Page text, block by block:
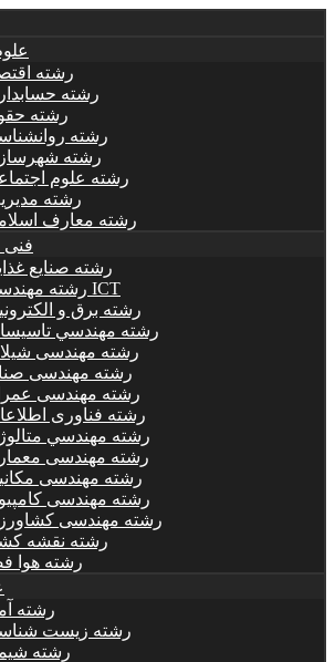
رشته
رشته
رشته
رشته
رشته
رشته علوم
رشته
رشته معارف
رشته صنايع
رشته مهندسي ICT
رشته برق و
رشته مهندسي
رشته مهندسی
رشته مهندسی
رشته مهندسی
رشته فناوری
رشته مهندسي
رشته مهندسی
رشته مهندسی
رشته مهندسی
رشته مهندسی
رشته نقشه
رشته هوا
رشته
رشته زیست
رشته